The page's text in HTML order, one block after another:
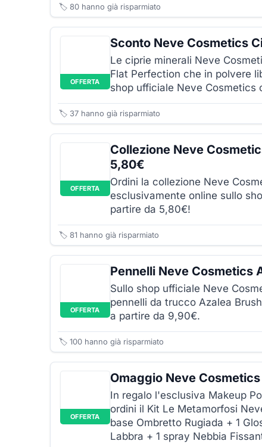
🏷️ 80 hanno già risparmiato
OFFERTA
Sconto Neve Cosmetics
Le ciprie minerali Neve
Flat Perfection che in polvere
shop ufficiale Neve Cosmetics
🏷️ 37 hanno già risparmiato
OFFERTA
Collezione Neve
5,80€
Ordini la collezione Neve
esclusivamente online sullo
partire da 5,80€!
🏷️ 81 hanno già risparmiato
OFFERTA
Pennelli Neve Cosmetics
Sullo shop ufficiale Neve
pennelli da trucco Azalea
a partire da 9,90€.
🏷️ 100 hanno già risparmiato
OFFERTA
Omaggio Neve
In regalo l'esclusiva Makeup
ordini il Kit Le Metamorfosi
base Ombretto Rugiada + 1
Labbra + 1 spray Nebbia